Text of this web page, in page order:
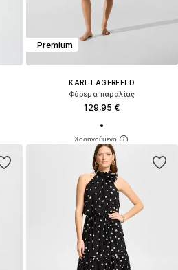
Premium
KARL LAGERFELD
Φόρεμα παραλίας
129,95 €